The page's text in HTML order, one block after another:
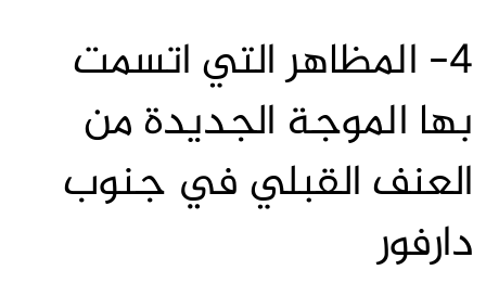
4- المظاهر التي اتسمت
بها الموجة الجديدة من
العنف القبلي في جنوب
دارفور